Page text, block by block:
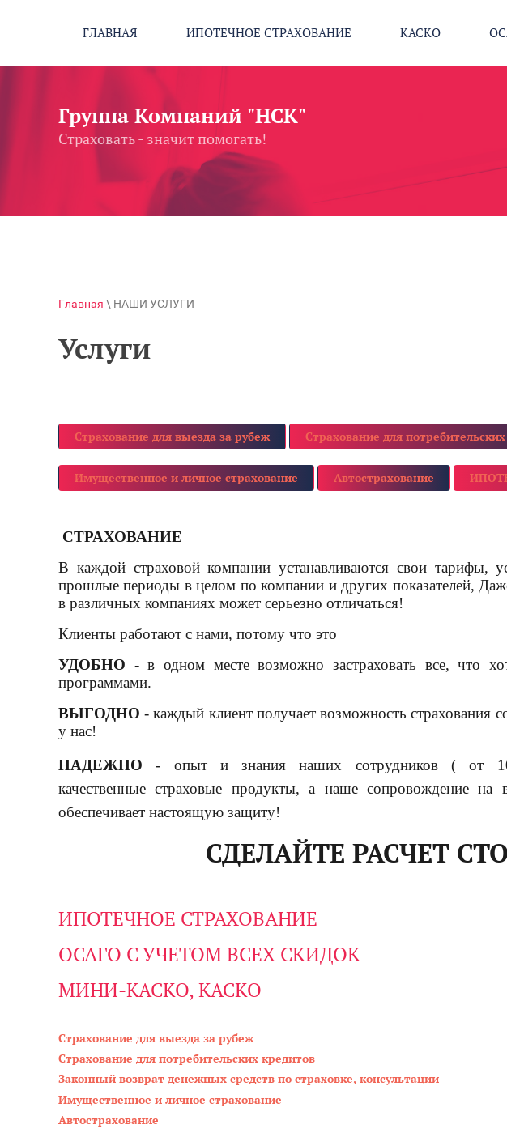
ГЛАВНАЯ ИПОТЕЧНОЕ СТРАХОВАНИЕ КАСКО
Группа Компаний "НСК"
Страховать - значит помогать!
Главная \ НАШИ УСЛУГИ
Услуги
Страхование для выезда за рубеж Страхование для
Имущественное и личное страхование Автострахование
СТРАХОВАНИЕ
В каждой страховой компании устанавливаются свои тарифы,
прошлые периоды в целом по компании и других показателей,
в различных компаниях может серьезно
Клиенты работают с нами, потому что это
УДОБНО - в одном месте возможно застраховать все, что
программами.
ВЫГОДНО - каждый клиент получает возможность
у нас!
НАДЕЖНО- опыт и знания наших сотрудников ( от 10
качественные страховые продукты, а наше сопровождение на
обеспечивает настоящую защиту!
СДЕЛАЙТЕ РАСЧЕТ
ИПОТЕЧНОЕ СТРАХОВАНИЕ
ОСАГО С УЧЕТОМ ВСЕХ СКИДОК
МИНИ-КАСКО, КАСКО
Страхование для выезда за рубеж
Страхование для потребительских кредитов
Законный возврат денежных средств по страховке, консультации
Имущественное и личное страхование
Автострахование